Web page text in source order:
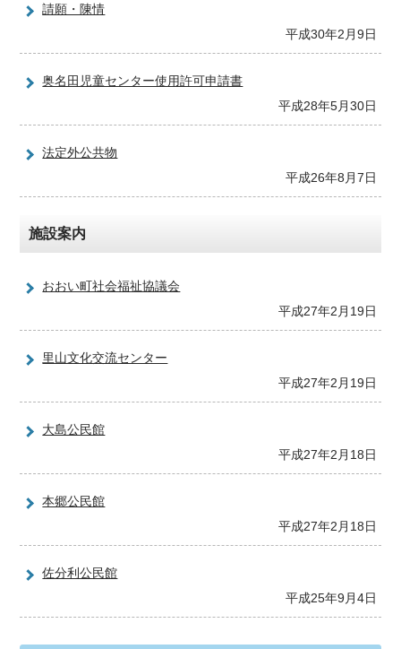
請願・陳情
平成30年2月9日
奥名田児童センター使用許可申請書
平成28年5月30日
法定外公共物
平成26年8月7日
施設案内
おおい町社会福祉協議会
平成27年2月19日
里山文化交流センター
平成27年2月19日
大島公民館
平成27年2月18日
本郷公民館
平成27年2月18日
佐分利公民館
平成25年9月4日